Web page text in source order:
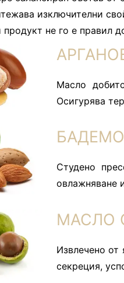
изключителни
не го е правил
Масло
Осигурява
Студено
овлажняване
МАСЛО
Извлечено от
секреция,